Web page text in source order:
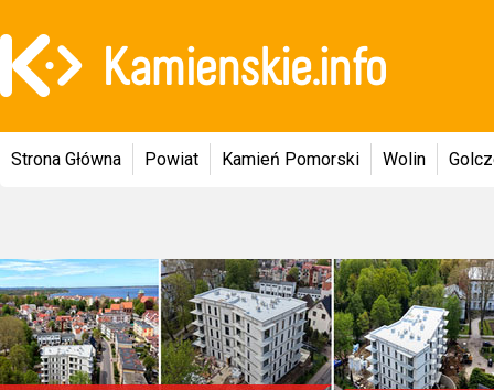
Strona Główna Powiat Kamień Pomorski Wolin